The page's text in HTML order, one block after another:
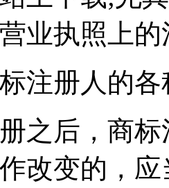
业执照上
注册人的
之后，商
改变的，